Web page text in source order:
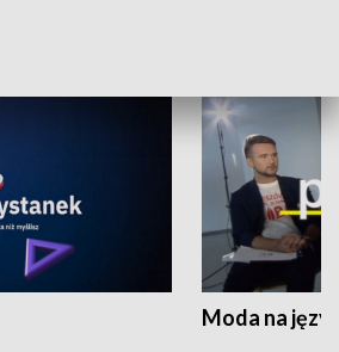
Moda na